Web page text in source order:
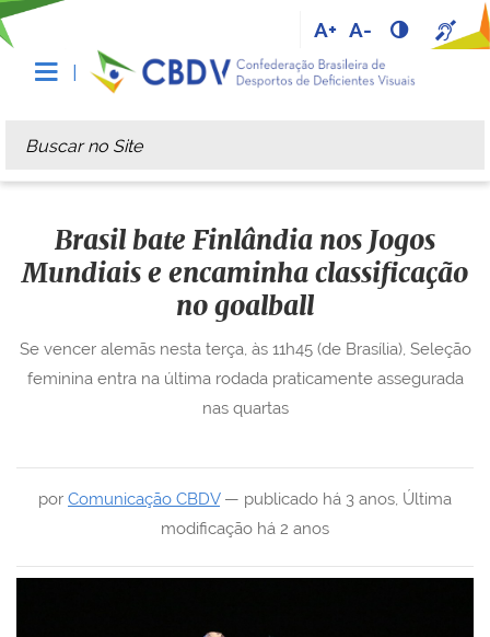
A+ A-
Busca
Busca Avançada…
Brasil bate Finlândia nos Jogos
Mundiais e encaminha classificação
no goalball
por Comunicação CBDV— publicado há 3 anos, Última
modificação há 2 anos
Se vencer alemãs nesta terça, às 11h45 (de Brasília), Seleção
feminina entra na última rodada praticamente assegurada
nas quartas